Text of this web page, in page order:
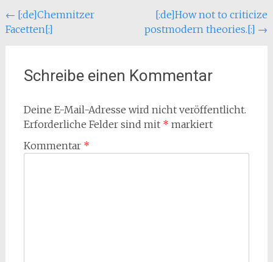
Beitragsnavigation
← [:de]Chemnitzer
Facetten[:]
[:de]How not to criticize
postmodern theories.[:] →
Schreibe einen Kommentar
Deine E-Mail-Adresse wird nicht veröffentlicht.
Erforderliche Felder sind mit * markiert
Kommentar *